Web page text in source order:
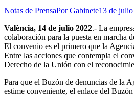
Notas de PrensaPorGabinete13 de
València, 14 de julio 2022.- La
colaboración para la puesta en marcha
El convenio es el primero que la
Entre las acciones que contempla el
Derecho de la Unión con el
Para que el Buzón de denuncias de la
estime conveniente, el enlace del